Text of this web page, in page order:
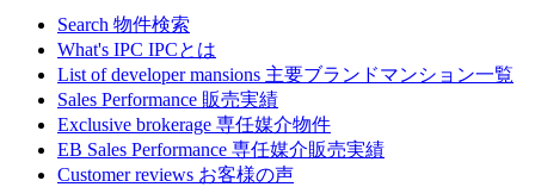
Search 物件検索
What's IPC IPCとは
List of developer mansions 主要ブランドマンション一覧
Sales Performance 販売実績
Exclusive brokerage 専任媒介物件
EB Sales Performance 専任媒介販売実績
Customer reviews お客様の声